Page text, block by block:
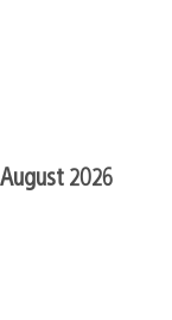
2026